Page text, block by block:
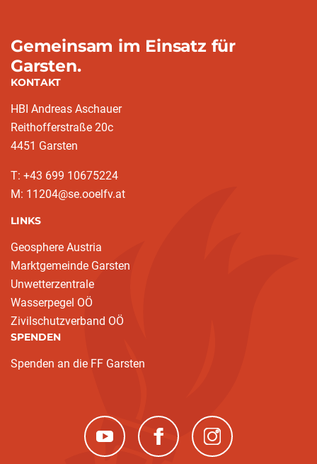
Gemeinsam im Einsatz für
Garsten.
KONTAKT
HBI Andreas Aschauer
Reithofferstraße 20c
4451 Garsten
T: ‭+43 699 10675224‬
M: 11204@se.ooelfv.at
LINKS
Geosphere Austria
Marktgemeinde Garsten
Unwetterzentrale
Wasserpegel OÖ
Zivilschutzverband OÖ
SPENDEN
Spenden an die FF Garsten
(neues Fenster)(neues Fenster)(neues Fenster)